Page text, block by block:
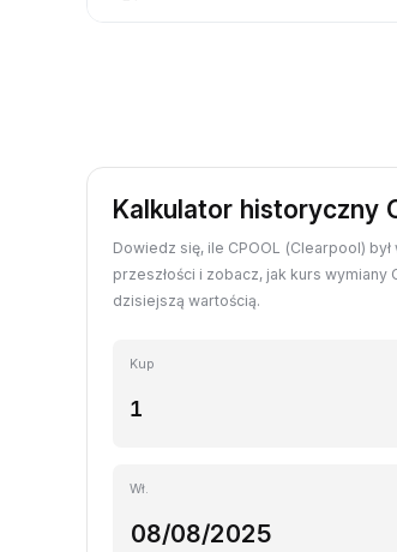
Kalkulator historyczny
Dowiedz się, ile CPOOL (Clearpool)
przeszłości i zobacz, jak kurs wymiany
dzisiejszą wartością.
Kup
Wł.